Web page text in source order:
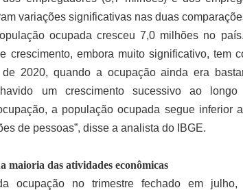
variações significativas nas duas
ocupada cresceu 7,0 milhões no
crescimento, embora muito significativo, tem
de 2020, quando a ocupação ainda era
um crescimento sucessivo ao longo
a população ocupada segue inferior
de pessoas”, disse a analista do IBGE.
maioria das atividades econômicas
ocupação no trimestre fechado em